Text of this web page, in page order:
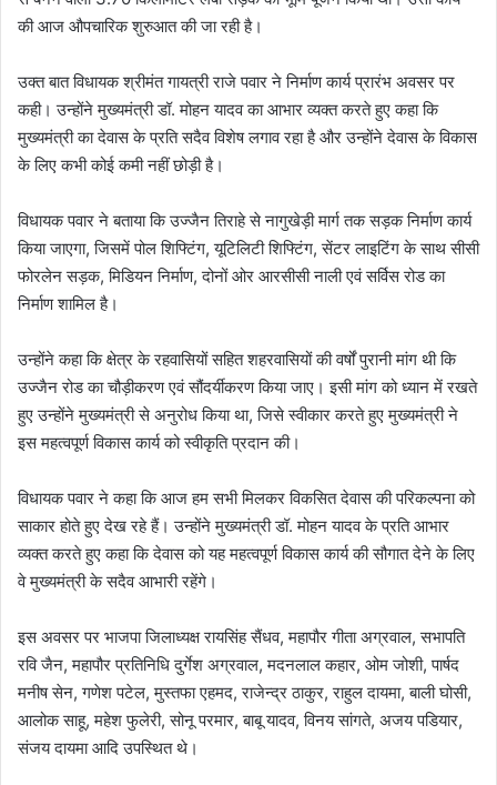
की आज औपचारिक शुरुआत की जा रही है।
उक्त बात विधायक श्रीमंत गायत्री राजे पवार ने निर्माण कार्य प्रारंभ अवसर पर
कही। उन्होंने मुख्यमंत्री डॉ. मोहन यादव का आभार व्यक्त करते हुए कहा कि
मुख्यमंत्री का देवास के प्रति सदैव विशेष लगाव रहा है और उन्होंने देवास के विकास
के लिए कभी कोई कमी नहीं छोड़ी है।
विधायक पवार ने बताया कि उज्जैन तिराहे से नागुखेड़ी मार्ग तक सड़क निर्माण कार्य
किया जाएगा, जिसमें पोल शिफ्टिंग, यूटिलिटी शिफ्टिंग, सेंटर लाइटिंग के साथ सीसी
फोरलेन सड़क, मिडियन निर्माण, दोनों ओर आरसीसी नाली एवं सर्विस रोड का
निर्माण शामिल है।
उन्होंने कहा कि क्षेत्र के रहवासियों सहित शहरवासियों की वर्षों पुरानी मांग थी कि
उज्जैन रोड का चौड़ीकरण एवं सौंदर्यीकरण किया जाए। इसी मांग को ध्यान में रखते
हुए उन्होंने मुख्यमंत्री से अनुरोध किया था, जिसे स्वीकार करते हुए मुख्यमंत्री ने
इस महत्वपूर्ण विकास कार्य को स्वीकृति प्रदान की।
विधायक पवार ने कहा कि आज हम सभी मिलकर विकसित देवास की परिकल्पना को
साकार होते हुए देख रहे हैं। उन्होंने मुख्यमंत्री डॉ. मोहन यादव के प्रति आभार
व्यक्त करते हुए कहा कि देवास को यह महत्वपूर्ण विकास कार्य की सौगात देने के लिए
वे मुख्यमंत्री के सदैव आभारी रहेंगे।
इस अवसर पर भाजपा जिलाध्यक्ष रायसिंह सैंधव, महापौर गीता अग्रवाल, सभापति
रवि जैन, महापौर प्रतिनिधि दुर्गेश अग्रवाल, मदनलाल कहार, ओम जोशी, पार्षद
मनीष सेन, गणेश पटेल, मुस्तफा एहमद, राजेन्द्र ठाकुर, राहुल दायमा, बाली घोसी,
आलोक साहू, महेश फुलेरी, सोनू परमार, बाबू यादव, विनय सांगते, अजय पडियार,
संजय दायमा आदि उपस्थित थे।